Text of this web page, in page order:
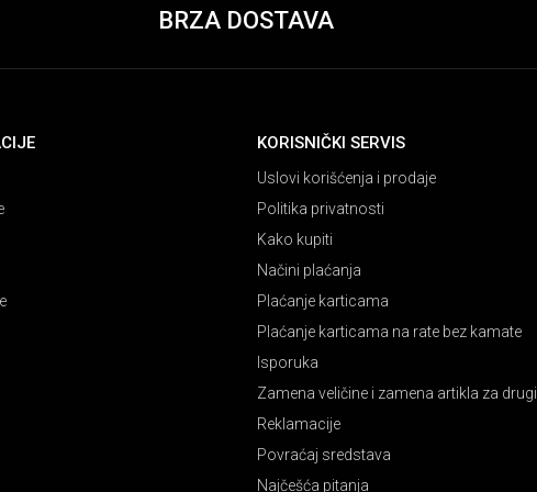
BRZA DOSTAVA
KORISNIČKI SERVIS
Uslovi korišćenja i prodaje
Politika privatnosti
Kako kupiti
Načini plaćanja
Plaćanje karticama
Plaćanje karticama na rate bez kamate
Isporuka
Zamena veličine i zamena artikla za drugi
Reklamacije
Povraćaj sredstava
Najčešća pitanja